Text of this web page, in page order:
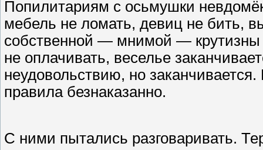
Попилитариям с осьмушки
мебель не ломать, девиц не бить,
собственной — мнимой — крутизны
не оплачивать, веселье
неудовольствию, но
правила безнаказанно.
С ними пытались разговаривать.